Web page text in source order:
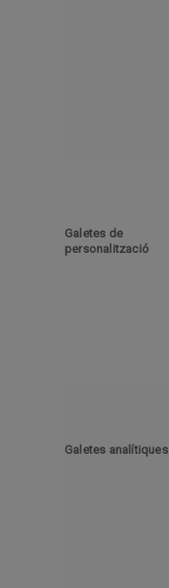
Galetes de
personalització
Galetes analítiques